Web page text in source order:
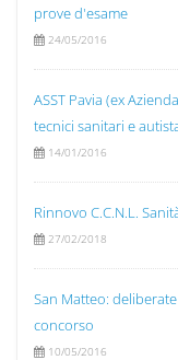
prove d'esame
24/05/2016
ASST Pavia (ex
tecnici sanitari e
14/01/2016
Rinnovo C.C.N.L.
27/02/2018
San Matteo:
concorso
10/05/2016